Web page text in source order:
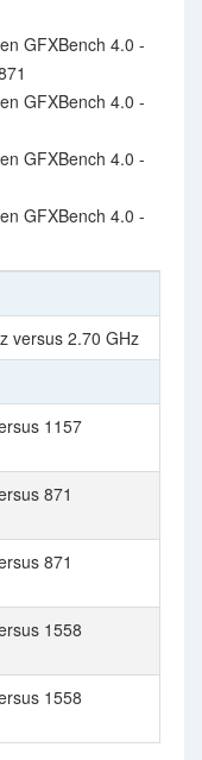
GFXBench 4.0 -
GFXBench 4.0 -
GFXBench 4.0 -
GFXBench 4.0 -
versus 2.70 GHz
1157
871
871
1558
1558